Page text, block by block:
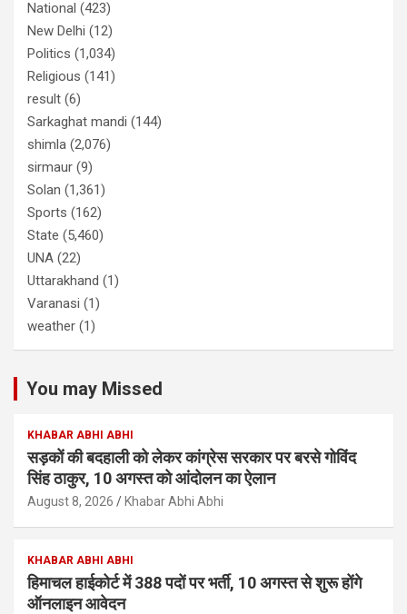
National (423)
New Delhi (12)
Politics (1,034)
Religious (141)
result (6)
Sarkaghat mandi (144)
shimla (2,076)
sirmaur (9)
Solan (1,361)
Sports (162)
State (5,460)
UNA (22)
Uttarakhand (1)
Varanasi (1)
weather (1)
You may Missed
KHABAR ABHI ABHI
सड़कों की बदहाली को लेकर कांग्रेस सरकार पर बरसे गोविंद
सिंह ठाकुर, 10 अगस्त को आंदोलन का ऐलान
August 8, 2026 Khabar Abhi Abhi
KHABAR ABHI ABHI
हिमाचल हाईकोर्ट में 388 पदों पर भर्ती, 10 अगस्त से शुरू होंगे
ऑनलाइन आवेदन